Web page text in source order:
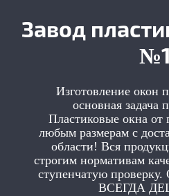
Завод
№1
Изготовление окон
основная задача
Пластиковые окна от
любым размерам с
области! Вся
строгим нормативам
ступенчатую проверку.
ВСЕГДА